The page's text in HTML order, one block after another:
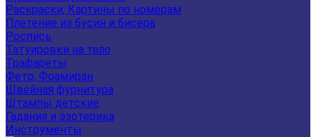
Раскраски, Картины по номерам
Плетение из бусин и бисера
Роспись
Татуировки на тело
Трафареты
Фетр, Фоамиран
Швейная фурнитура
Штампы детские
Гадания и эзотерика
Инструменты